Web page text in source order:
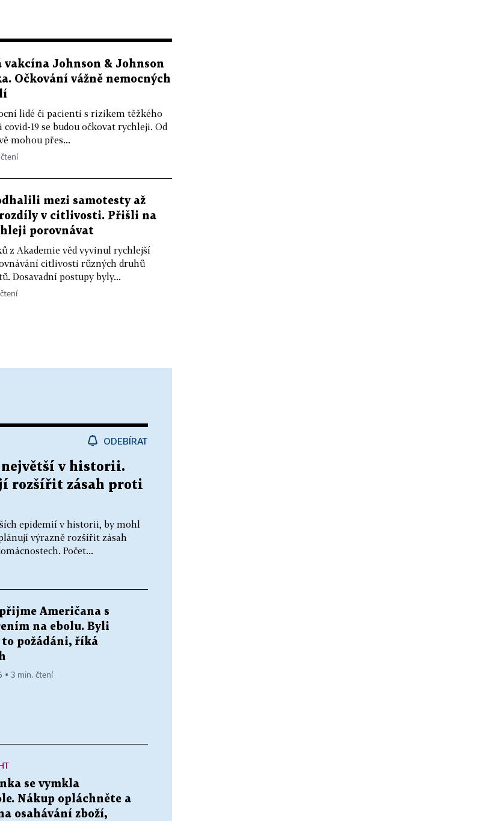
vakcína Johnson & Johnson
Očkování vážně nemocných
lidé či pacienti s rizikem těžkého
19 se budou očkovat rychleji. Od
mohou přes...
čtení
mezi samotesty až
rozdíly v citlivosti. Přišli na
porovnávat
z Akademie věd vyvinul rychlejší
citlivosti různých druhů
Dosavadní postupy byly...
ODEBÍRAT
největší v historii.
rozšířit zásah proti
epidemií v historii, by mohl
výrazně rozšířit zásah
Počet...
Američana s
na ebolu. Byli
to požádáni, říká
▪ 3 min. čtení
se vymkla
Nákup opláchněte a
osahávání zboží,